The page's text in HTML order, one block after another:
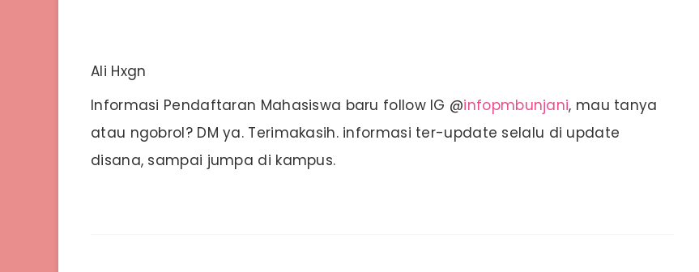
Ali Hxgn
Informasi Pendaftaran Mahasiswa baru follow IG @infopmbunjani, mau tanya
atau ngobrol? DM ya. Terimakasih. informasi ter-update selalu di update
disana, sampai jumpa di kampus.